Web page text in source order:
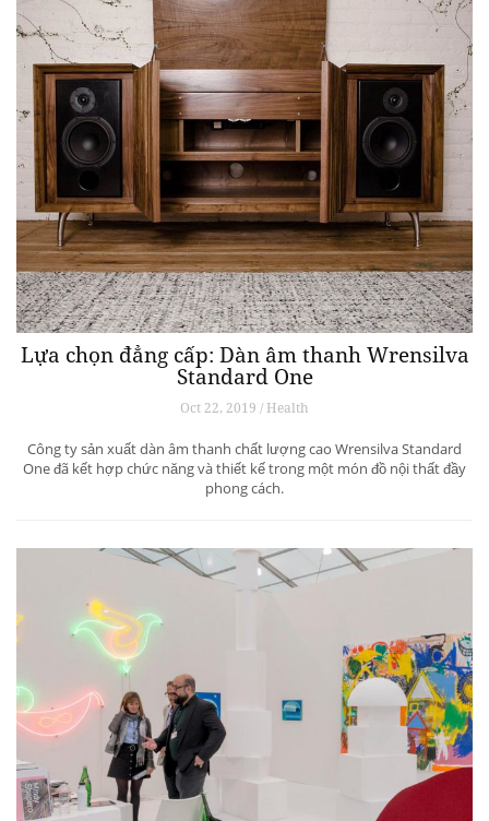
Lựa chọn đẳng cấp: Dàn âm thanh Wrensilva
Standard One
Oct 22, 2019 / Health
Công ty sản xuất dàn âm thanh chất lượng cao Wrensilva Standard
One đã kết hợp chức năng và thiết kế trong một món đồ nội thất đầy
phong cách.